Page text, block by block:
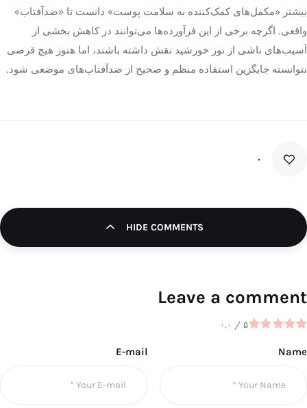
بیشتر «مکمل‌های کمک‌کننده به سلامت پوست» دانست تا «ضدآفتاب»
واقعی. اگرچه برخی از این فرآورده‌ها می‌توانند در کاهش بخشی از
آسیب‌های ناشی از نور خورشید نقش داشته باشند، اما هنوز هیچ قرصی
نتوانسته جایگزین استفاده منظم و صحیح از ضدآفتاب‌های موضعی شود.
۰
HIDE COMMENTS
Leave a comment
۰.۰ / ۵
Name
E-mail